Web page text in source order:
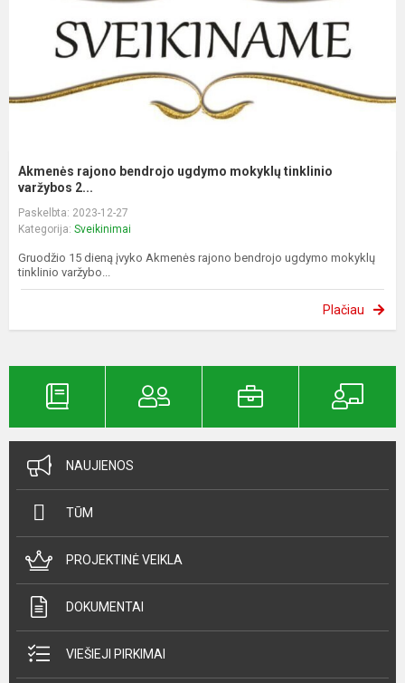
Akmenės rajono bendrojo ugdymo mokyklų tinklinio
varžybos 2...
Paskelbta: 2023-12-27
Kategorija: Sveikinimai
Gruodžio 15 dieną įvyko Akmenės rajono bendrojo ugdymo mokyklų
tinklinio varžybo...
Plačiau
NAUJIENOS
TŪM
PROJEKTINĖ VEIKLA
DOKUMENTAI
VIEŠIEJI PIRKIMAI